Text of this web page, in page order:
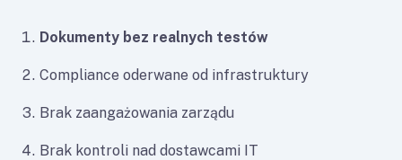
Dokumenty bez realnych testów
Compliance oderwane od infrastruktury
Brak zaangażowania zarządu
Brak kontroli nad dostawcami IT